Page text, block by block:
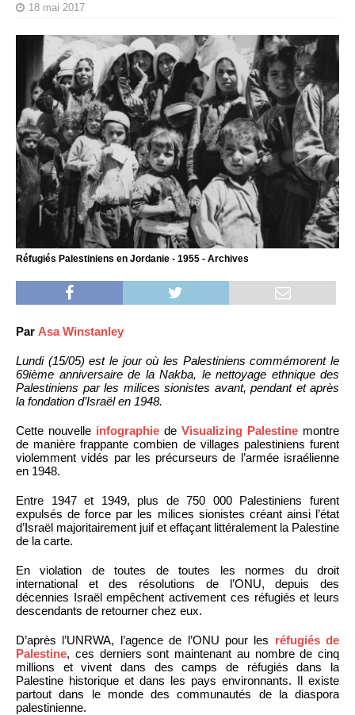
18 mai 2017
Réfugiés Palestiniens en Jordanie - 1955 - Archives
Par Asa Winstanley
Lundi (15/05) est le jour où les Palestiniens commémorent le
69ième anniversaire de la Nakba, le nettoyage ethnique des
Palestiniens par les milices sionistes avant, pendant et après
la fondation d’Israël en 1948.
Cette nouvelle infographie de Visualizing Palestine montre
de manière frappante combien de villages palestiniens furent
violemment vidés par les précurseurs de l’armée israélienne
en 1948.
Entre 1947 et 1949, plus de 750 000 Palestiniens furent
expulsés de force par les milices sionistes créant ainsi l’état
d’Israël majoritairement juif et effaçant littéralement la Palestine
de la carte.
En violation de toutes de toutes les normes du droit
international et des résolutions de l’ONU, depuis des
décennies Israël empêchent activement ces réfugiés et leurs
descendants de retourner chez eux.
D’après l’UNRWA, l’agence de l’ONU pour les réfugiés de
Palestine, ces derniers sont maintenant au nombre de cinq
millions et vivent dans des camps de réfugiés dans la
Palestine historique et dans les pays environnants. Il existe
partout dans le monde des communautés de la diaspora
palestinienne.